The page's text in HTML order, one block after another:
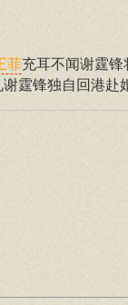
菲充耳不闻谢霆
霆锋独自回港赴